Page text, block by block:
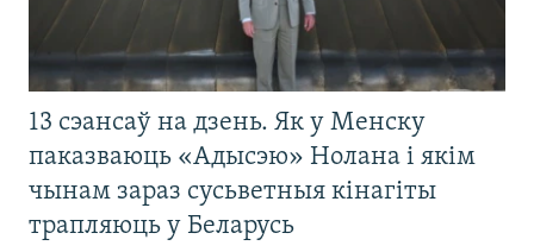
13 сэансаў на дзень. Як у Менску
паказваюць «Адысэю» Нолана і якім
чынам зараз сусьветныя кінагіты
трапляюць у Беларусь